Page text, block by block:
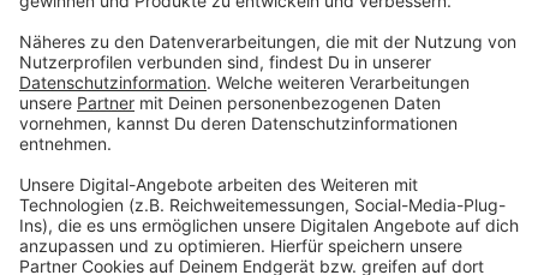
stark unterernährt sind, medizinische Hilfe,
Wasser- und Sanitärversorgung sowie das
Bereitstellen von Kochgeschirr, Matratzen und
Bettwäsche. Auch Bargeldverteilungen für das
Notwendigste und um den Handel wiederzubeleben
und die Märkte zu stabilisieren waren Teil der
umfangreichen Hilfe.
Seit November 2020 herrscht in der
nordäthiopischen Region Tigray Krieg zwischen